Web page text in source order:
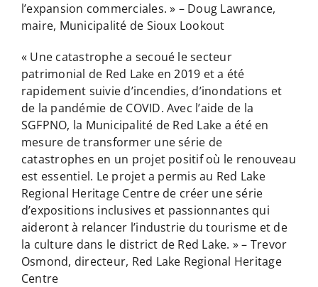
l’expansion commerciales. » – Doug Lawrance,
maire, Municipalité de Sioux Lookout
« Une catastrophe a secoué le secteur
patrimonial de Red Lake en 2019 et a été
rapidement suivie d’incendies, d’inondations et
de la pandémie de COVID. Avec l’aide de la
SGFPNO, la Municipalité de Red Lake a été en
mesure de transformer une série de
catastrophes en un projet positif où le renouveau
est essentiel. Le projet a permis au Red Lake
Regional Heritage Centre de créer une série
d’expositions inclusives et passionnantes qui
aideront à relancer l’industrie du tourisme et de
la culture dans le district de Red Lake. » – Trevor
Osmond, directeur, Red Lake Regional Heritage
Centre